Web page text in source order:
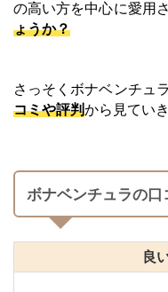
の高い方を中心に愛用
ょうか？
さっそくボナベンチュ
コミや評判から見てい
ボナベンチュラの口
良